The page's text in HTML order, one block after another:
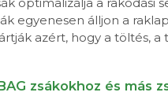
egyenesen álljon a
azért, hogy a töltés, a
zsákokhoz és más